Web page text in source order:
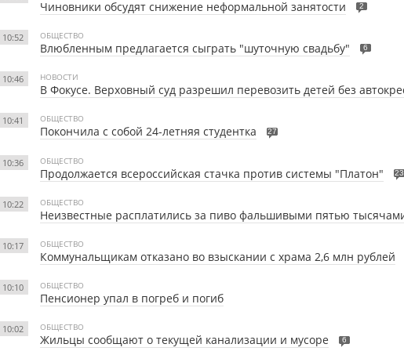
Чиновники обсудят снижение неформальной занятости 2
10:52 ОБЩЕСТВО
Влюбленным предлагается сыграть "шуточную свадьбу" 6
10:46 НОВОСТИ
В Фокусе. Верховный суд разрешил перевозить детей без
10:41 ОБЩЕСТВО
Покончила с собой 24-летняя студентка 27
10:36 ОБЩЕСТВО
Продолжается всероссийская стачка против системы "Платон" 23
10:22 ОБЩЕСТВО
Неизвестные расплатились за пиво фальшивыми пятью
10:17 ОБЩЕСТВО
Коммунальщикам отказано во взыскании с храма 2,6 млн рублей
10:10 ОБЩЕСТВО
Пенсионер упал в погреб и погиб
10:02 ОБЩЕСТВО
Жильцы сообщают о текущей канализации и мусоре 6